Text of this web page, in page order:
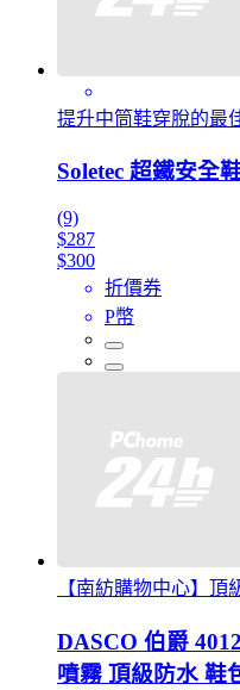
提升中筒鞋穿脫的最
Soletec 超鐵安全
(9)
$287
$300
折價券
P幣
【南紡購物中心】
DASCO 伯爵
噴霧 頂級防水 鞋